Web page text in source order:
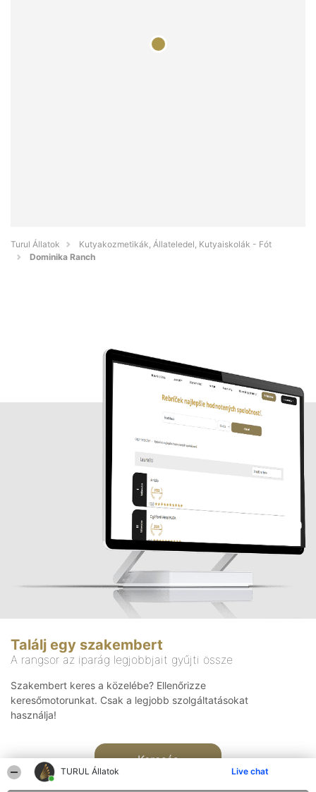
TURUL Állatok Live chat
Turul Állatok
Kutyakozmetikák, Állateledel, Kutyaiskolák - Fót
Dominika Ranch
Találj egy szakembert
A rangsor az iparág legjobbjait gyűjti össze
Szakembert keres a közelébe? Ellenőrizze
keresőmotorunkat. Csak a legjobb szolgáltatásokat
használja!
Keresés